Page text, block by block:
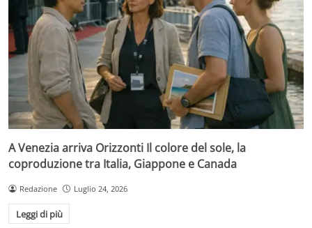
A Venezia arriva Orizzonti Il colore del sole, la
coproduzione tra Italia, Giappone e Canada
Redazione Luglio 24, 2026
Leggi di più